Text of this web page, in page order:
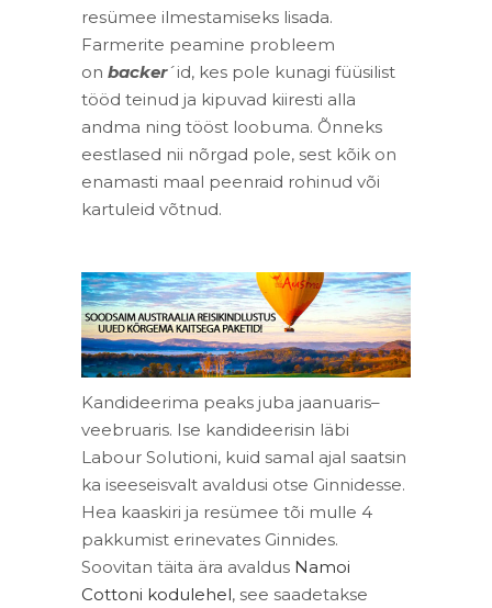
resümee ilmestamiseks lisada.
Farmerite peamine probleem
on backer´id, kes pole kunagi füüsilist
tööd teinud ja kipuvad kiiresti alla
andma ning tööst loobuma. Õnneks
eestlased nii nõrgad pole, sest kõik on
enamasti maal peenraid rohinud või
kartuleid võtnud.
Kandideerima peaks juba jaanuaris–
veebruaris. Ise kandideerisin läbi
Labour Solutioni, kuid samal ajal saatsin
ka iseeseisvalt avaldusi otse Ginnidesse.
Hea kaaskiri ja resümee tõi mulle 4
pakkumist erinevates Ginnides.
Soovitan täita ära avaldus Namoi
Cottoni kodulehel, see saadetakse